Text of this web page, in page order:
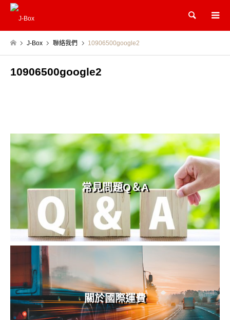
Search
J-Box 聯絡我們 10906500google2
10906500google2
常見問題Q＆A
關於國際運費